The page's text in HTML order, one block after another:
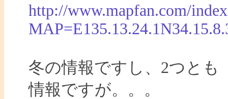
http://www.mapfan.com/
冬の情報ですし、2つと
情報ですが。。。